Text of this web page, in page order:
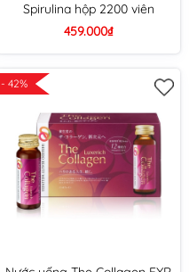
Spirulina hộp 2200 viên
459.000₫
- 42%